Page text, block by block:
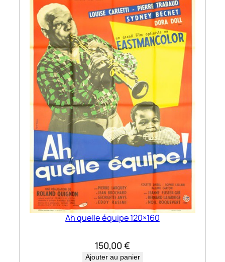
Ah quelle équipe 120×160
150,00€
Ajouter au panier